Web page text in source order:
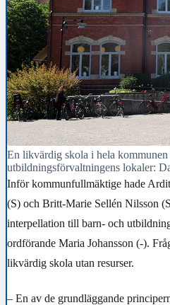
En likvärdig skola i hela
utbildningsförvaltningens lokaler:
Inför kommunfullmäktige hade
(S) och Britt-Marie Sellén Nilsson
interpellation till barn- och
ordförande Maria Johansson (-).
likvärdig skola utan resurser.
– En av de grundläggande